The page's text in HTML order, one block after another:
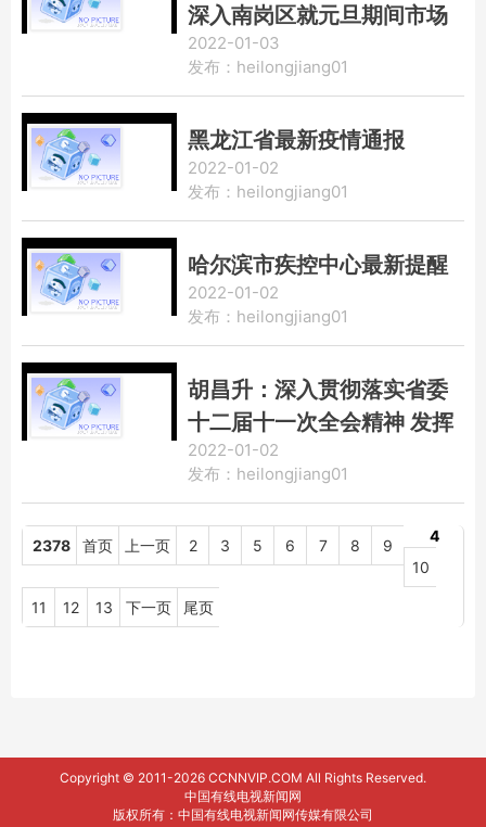
深入南岗区就元旦期间市场
价格情况进行督导检查
2022-01-03
发布：heilongjiang01
黑龙江省最新疫情通报
2022-01-02
发布：heilongjiang01
哈尔滨市疾控中心最新提醒
2022-01-02
发布：heilongjiang01
胡昌升：深入贯彻落实省委
十二届十一次全会精神 发挥
财政税收职能作用推动龙江
振兴发展
2022-01-02
发布：heilongjiang01
2378 首页 上一页 2 3
4
5 6 7 8
9
10
11 12 13 下一页 尾页
Copyright © 2011-2026 CCNNVIP.COM All Rights Reserved.
中国有线电视新闻网
版权所有：中国有线电视新闻网传媒有限公司